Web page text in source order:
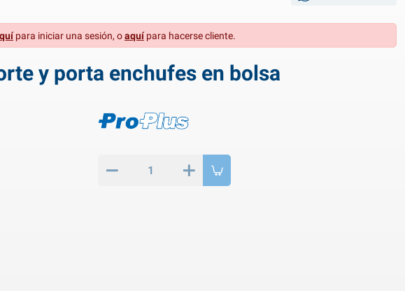
para iniciar una sesión, oaquípara hacerse cliente.
y porta enchufes en bolsa